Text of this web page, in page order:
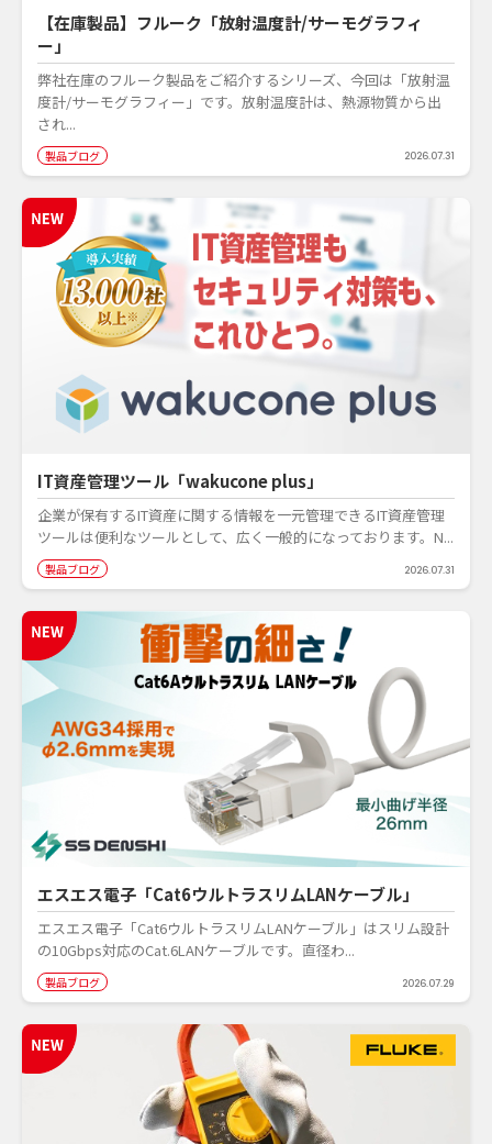
【在庫製品】フルーク「放射温度計/サーモグラフィ
ー」
弊社在庫のフルーク製品をご紹介するシリーズ、今回は「放射温
度計/サーモグラフィー」です。放射温度計は、熱源物質から出
され...
製品ブログ 2026.07.31
IT資産管理ツール「wakucone plus」
企業が保有するIT資産に関する情報を一元管理できるIT資産管理
ツールは便利なツールとして、広く一般的になっております。N...
製品ブログ 2026.07.31
エスエス電子「Cat6ウルトラスリムLANケーブル」
エスエス電子「Cat6ウルトラスリムLANケーブル」はスリム設計
の10Gbps対応のCat.6LANケーブルです。直径わ...
製品ブログ 2026.07.29